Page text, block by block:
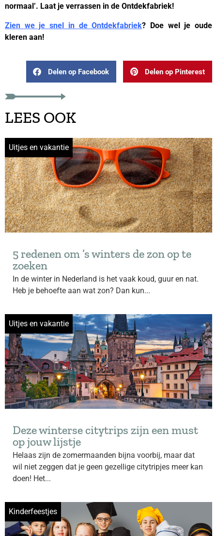
normaal’. Laat je verrassen in de Ontdekfabriek!
Zien we je snel in de Ontdekfabriek? Doe wel je oude
kleren aan!
Delen op Facebook Delen op Pinterest
LEES OOK
Uitjes en vakantie
5 redenen om ’s winters de zon op te
zoeken
In de winter in Nederland is het vaak koud, guur en nat.
Heb je behoefte aan wat zon? Dan kun...
Uitjes en vakantie
Deze winterse citytrips zijn een must
op jouw lijstje
Helaas zijn de zomermaanden bijna voorbij, maar dat
wil niet zeggen dat je geen gezellige citytripjes meer kan
doen! Het...
Kinderfeestjes